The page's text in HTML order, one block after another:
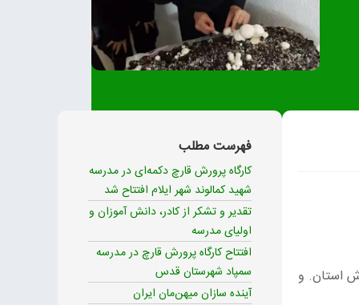
استان. و
فهرست مطلب
کارگاه پرورش قارچ دکمه‌ای در مدرسه
شهید کمالوند شهر ایلام افتتاح شد
تقدیر و تشکر از کادر، دانش آموزان و
اولیای مدرسه
افتتاح کارگاه پرورش قارچ در مدرسه
سمپاد شهرستان قدس
آینده سازان ميهن‌مان ایران